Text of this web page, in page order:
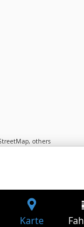
, others
Karte